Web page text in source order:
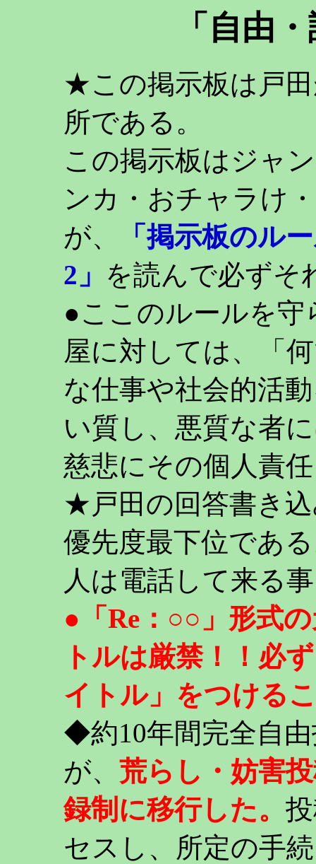
「自由
★この掲示板は戸
所である。
この掲示板はジャ
ンカ・おチャラけ
が、
「掲示板のル
2」 を読んで必ずそ
●ここのルールを守
屋に対しては、「
な仕事や社会的活
い質し、悪質な者
慈悲にその個人責
★戸田の回答書き
優先度最下位であ
人は電話して来る
●「Re：○○」形式
トルは厳禁！！必
イトル」をつける
◆約10年間完全自
が、 荒らし・妨害
録制に移行した。
セスし、所定の手